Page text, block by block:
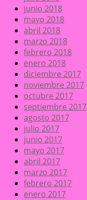
junio 2018
mayo 2018
abril 2018
marzo 2018
febrero 2018
enero 2018
diciembre 2017
noviembre 2017
octubre 2017
septiembre 2017
agosto 2017
julio 2017
junio 2017
mayo 2017
abril 2017
marzo 2017
febrero 2017
enero 2017